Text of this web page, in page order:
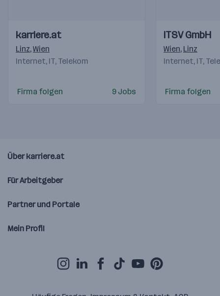
Videos
Einblicke
Einblicke
karriere.at
Linz,Wien
Internet, IT, Telekom
Firma folgen 9 Jobs
Videos
Einblicke
Einblicke
ITSV GmbH
Wien, Linz
Internet, IT,
Firma folgen
Über karriere.at
Für Arbeitgeber
Partner und Portale
Mein Profil